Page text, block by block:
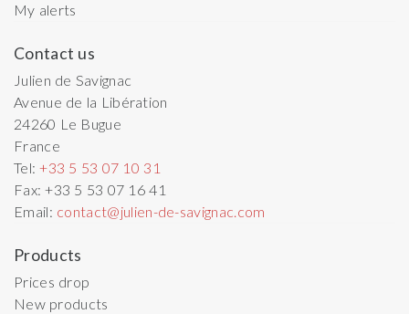
My alerts
Contact us
Julien de Savignac
Avenue de la Libération
24260 Le Bugue
France
Tel:+33 5 53 07 10 31
Fax:+33 5 53 07 16 41
Email: contact@julien-de-savignac.com
Products
Prices drop
New products